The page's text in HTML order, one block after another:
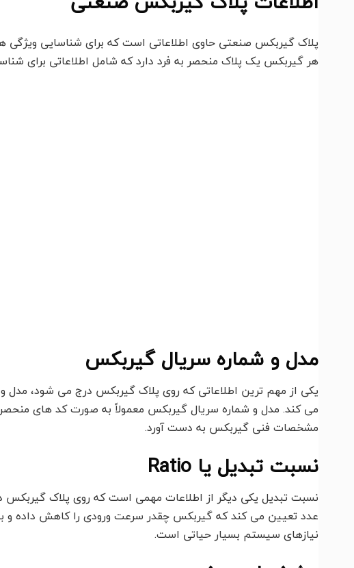
پلاک گیربکس صنعتی حاوی اطلاعاتی است که برای شناسایی
هر گیربکس یک پلاک منحصر به فرد دارد که شامل اطلاعاتی برای
مدل و شماره سریال گیربکس
یکی از مهم ترین اطلاعاتی که روی پلاک گیربکس درج می شود،
می کند. مدل و شماره سریال گیربکس معمولاً به صورت کد های منحصر
مشخصات فنی گیربکس به دست آورد.
نسبت تبدیل یا Ratio
نسبت تبدیل یکی دیگر از اطلاعات مهمی است که روی پلاک
عدد تعیین می کند که گیربکس چقدر سرعت ورودی را کاهش داده و
نیازهای سیستم بسیار حیاتی است.